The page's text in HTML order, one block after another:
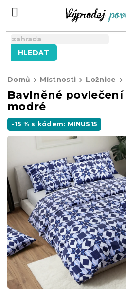
HLEDAT
Domů Místnosti Ložnice
Bavlněné povlečení
modré
-15 % s kódem: MINUS15